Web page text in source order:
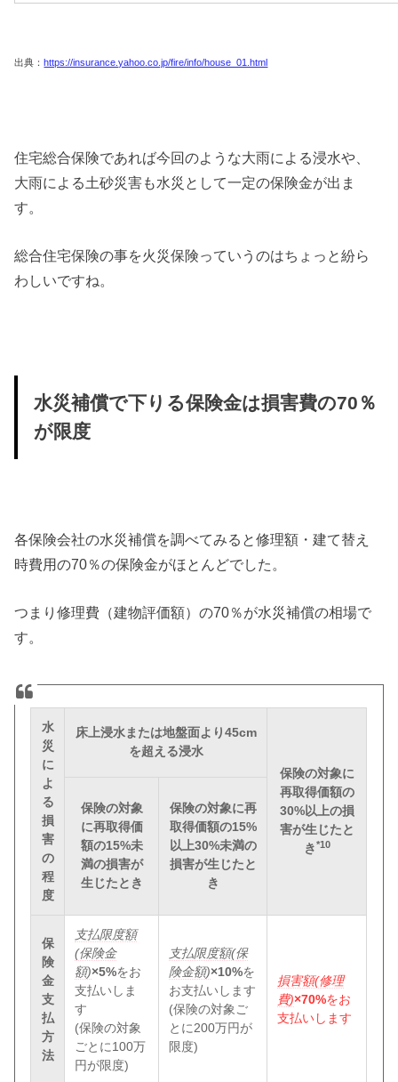
出典：https://insurance.yahoo.co.jp/fire/info/house_01.html
住宅総合保険であれば今回のような大雨による浸水や、
大雨による土砂災害も水災として一定の保険金が出ま
す。
総合住宅保険の事を火災保険っていうのはちょっと紛ら
わしいですね。
水災補償で下りる保険金は損害費の70％
が限度
各保険会社の水災補償を調べてみると修理額・建て替え
時費用の70％の保険金がほとんどでした。
つまり修理費（建物評価額）の70％が水災補償の相場で
す。
水
災
に
よ
る
損
害
の
程
度
床上浸水または地盤面より45cm
を超える浸水
保険の対象に
再取得価額の
30%以上の損
害が生じたと
き*10
保険の対象
に再取得価
額の15%未
満の損害が
生じたとき
保険の対象に再
取得価額の15%
以上30%未満の
損害が生じたと
き
保
険
金
支
払
方
法
支払限度額
(保険金
額)×5%をお
支払いしま
す
(保険の対象
ごとに100万
円が限度)
支払限度額(保
険金額)×10%を
お支払いします
(保険の対象ご
とに200万円が
限度)
損害額(修理
費)×70%をお
支払いします